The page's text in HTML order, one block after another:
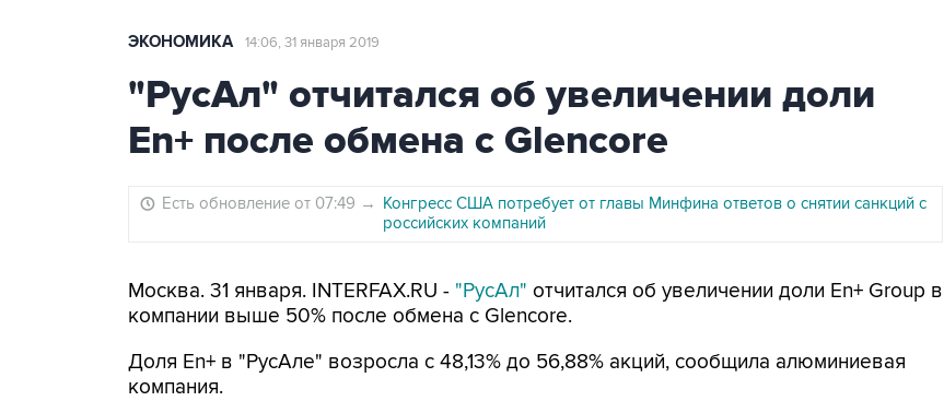
ЭКОНОМИКА 14:06, 31 января 2019
"РусАл" отчитался об увеличении доли
En+ после обмена с Glencore
Есть обновление от 07:49 → Конгресс США потребует от главы Минфина ответов о снятии санкций с
российских компаний
Москва. 31 января. INTERFAX.RU - "РусАл" отчитался об увеличении доли En+ Group в
компании выше 50% после обмена с Glencore.
Доля En+ в "РусАле" возросла с 48,13% до 56,88% акций, сообщила алюминиевая
компания.